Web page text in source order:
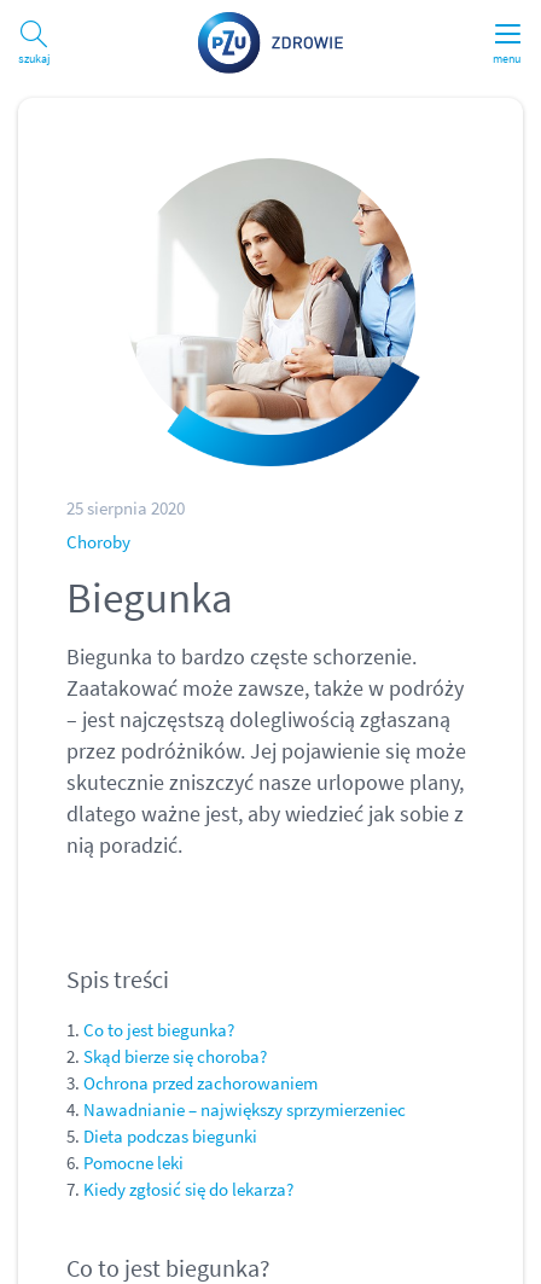
menu
Szukaj
25 sierpnia 2020
Choroby
Biegunka
Biegunka to bardzo częste schorzenie.
Zaatakować może zawsze, także w podróży
– jest najczęstszą dolegliwością zgłaszaną
przez podróżników. Jej pojawienie się może
skutecznie zniszczyć nasze urlopowe plany,
dlatego ważne jest, aby wiedzieć jak sobie z
nią poradzić.
Spis treści
1. Co to jest biegunka?
2. Skąd bierze się choroba?
3. Ochrona przed zachorowaniem
4. Nawadnianie – największy sprzymierzeniec
5. Dieta podczas biegunki
6. Pomocne leki
7. Kiedy zgłosić się do lekarza?
Co to jest biegunka?